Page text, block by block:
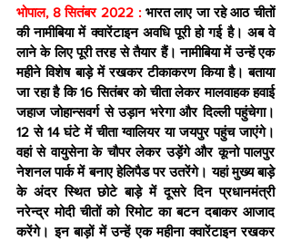
भोपाल, 8 सितंबर 2022 : भारत लाए जा रहे आठ चीतों
की नामीबिया में क्वारेंटाइन अवधि पूरी हो गई है। अब वे
लाने के लिए पूरी तरह से तैयार हैं। नामीबिया में उन्हें एक
महीने विशेष बाड़े में रखकर टीकाकरण किया है। बताया
जा रहा है कि 16 सितंबर को चीता लेकर मालवाहक हवाई
जहाज जोहान्सवर्ग से उड़ान भरेगा और दिल्ली पहुंचेगा।
12 से 14 घंटे में चीता ग्वालियर या जयपुर पहुंच जाएंगे।
वहां से वायुसेना के चौपर लेकर उड़ेंगे और कूनो पालपुर
नेशनल पार्क में बनाए हेलिपैड पर उतरेंगे। यहां मुख्य बाड़े
के अंदर स्थित छोटे बाड़े में दूसरे दिन प्रधानमंत्री
नरेन्द्र मोदी चीतों को रिमोट का बटन दबाकर आजाद
करेंगे। इन बाड़ों में उन्हें एक महीना क्वारेंटाइन रखकर